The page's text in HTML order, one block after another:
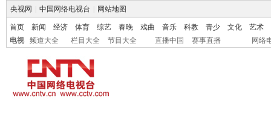
央视网 中国网络电视台 网站地图
首页 新闻 经济 体育 综艺 春晚 戏曲 音乐 科教 青少 文化
艺术
电视
频道大全 栏目大全 节目大全 直播中国 赛事直播 网络